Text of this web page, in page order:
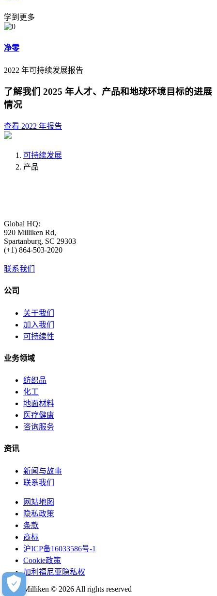
学到更多
净零
2022 年可持续发展报告
了解我们 2025 年人才、产品和地球环境目标的进展
情况
查看 2022 年报告
可持续发展
产品
Global HQ:
920 Milliken Rd,
Spartanburg, SC 29303
(+1) 864-503-2020
联系我们
公司
关于我们
加入我们
可持续性
业务领域
纺织品
化工
地面材料
医疗健康
咨询服务
资讯
新闻与故事
联系我们
网站地图
隐私政策
条款
商标
沪ICP备16033586号-1
Cookie政策
加利福尼亚隐私权
Milliken © 2026 All rights reserved